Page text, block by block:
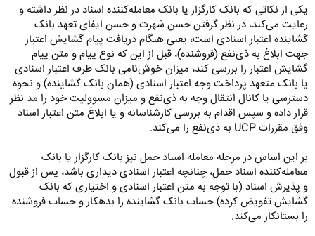
یکی از نکاتی که بانک کارگزار یا بانک معامله‌کننده اسناد در نظر داشته و
رعایت می‌کند، در نظر گرفتن حسن شهرت و حسن ایفای تعهد بانک
گشاینده اعتبار اسنادی است، یعنی هنگام دریافت پیام گشایش اعتبار
جهت ابلاغ به ذی‌نفع (فروشنده)، قبل از این که نوع پیام و متن پیام
گشایش اعتبار را بررسی کند، میزان خوش‌نامی بانک طرف اعتبار اسنادی
یا بانک متعهد پرداخت وجه اعتبار اسنادی (همان بانک گشاینده) و نحوه
دسترسی یا کانال انتقال وجه به ذی‌نفع و میزان مسوولیت خود را مد نظر
قرار داده و سپس اقدام به بررسی کارشناسانه و یا ابلاغ متن اعتبار اسناد
وفق مقررات UCP به ذی‌نفع را می‌کند.
بر این اساس در مرحله معامله اسناد حمل نیز بانک کارگزار یا بانک
معامله‌کننده اسناد حمل، چنانچه اعتبار اسنادی دیداری باشد، پس از قبول
و پذیرش اسناد (با توجه به متن اعتبار اسنادی و اختیاری که بانک
گشایش‌ تفویض کرده) حساب بانک گشاینده را بدهکار و حساب فروشنده
را بستانکار می‌کند.